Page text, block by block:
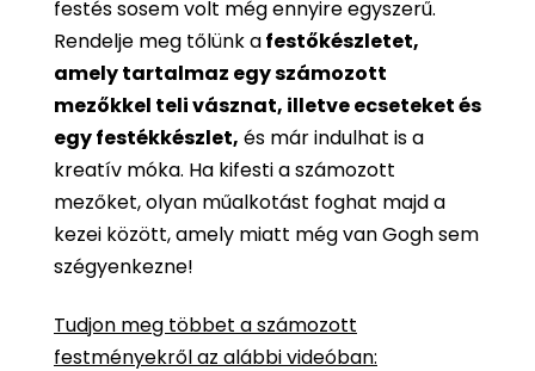
festés sosem volt még ennyire egyszerű.
Rendelje meg tőlünk afestőkészletet,
amely tartalmaz egy számozott
mezőkkel teli vásznat, illetve ecseteket és
egy festékkészlet, és már indulhat is a
kreatív móka. Ha kifesti a számozott
mezőket, olyan műalkotást foghat majd a
kezei között, amely miatt még van Gogh sem
szégyenkezne!
Tudjon meg többet a számozott
festményekről az alábbi videóban: